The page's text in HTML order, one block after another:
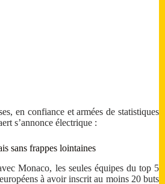
en confiance et armées de statistiques
s’annonce électrique :
sans frappes lointaines
Monaco, les seules équipes du top 5
à avoir inscrit au moins 20 buts